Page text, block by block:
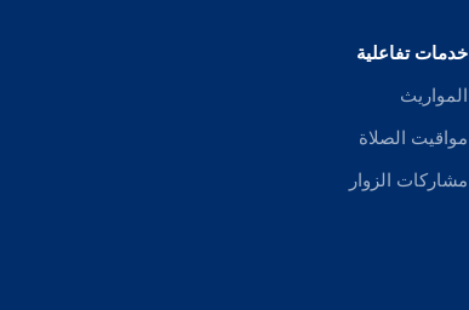
خدمات تفاعلية
المواريث
مواقيت الصلاة
مشاركات الزوار